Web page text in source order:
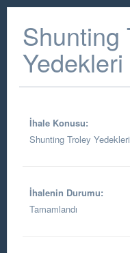
Shunting
İhale Konusu:
Shunting Troley
İhalenin Durumu:
Tamamlandı